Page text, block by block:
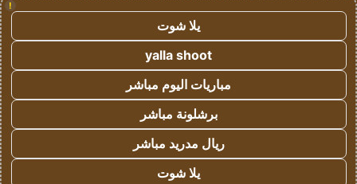
!
يلا شوت
yalla shoot
مباريات اليوم مباشر
برشلونة مباشر
ريال مدريد مباشر
يلا شوت